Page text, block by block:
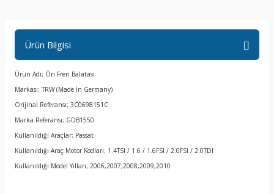
Ürün Bilgisi
Ürün Adı; Ön Fren Balatası
Markası; TRW (Made İn Germany)
Orijinal Referansı; 3C0698151C
Marka Referansı; GDB1550
Kullanıldığı Araçlar; Passat
Kullanıldığı Araç Motor Kodları; 1.4TSI / 1.6 / 1.6FSI / 2.0FSI / 2.0TDI
Kullanıldığı Model Yılları; 2006,2007,2008,2009,2010